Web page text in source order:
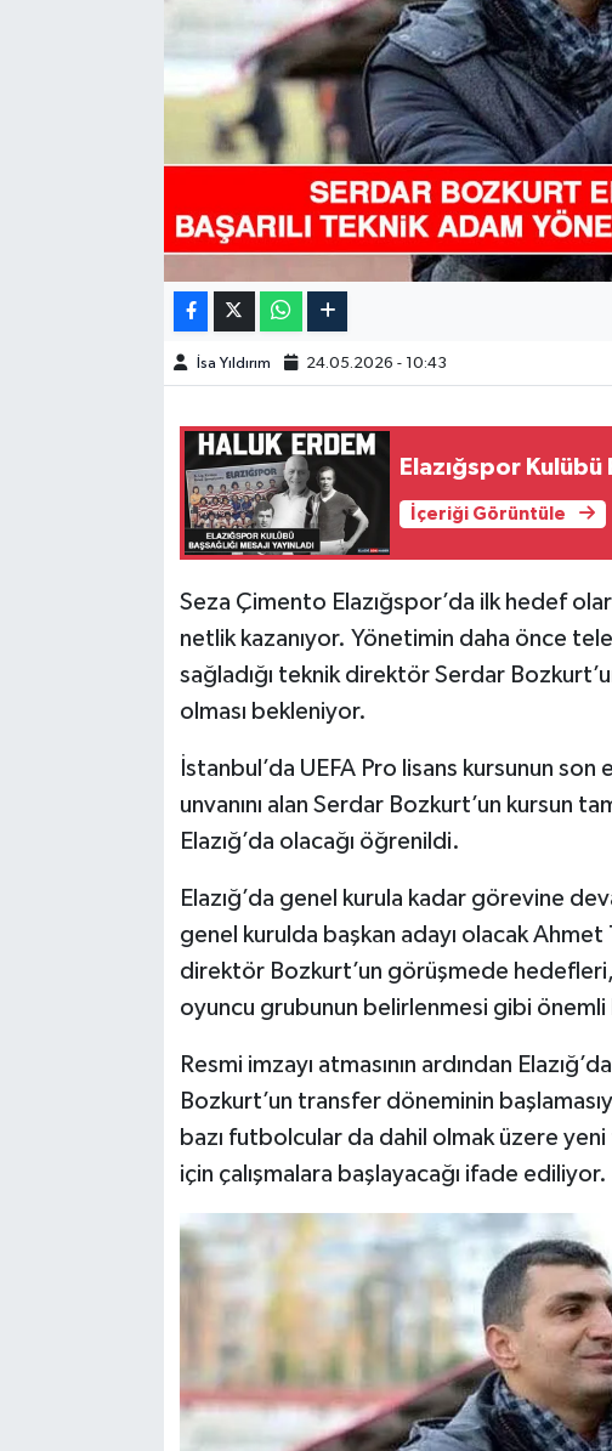
İsa Yıldırım 24.05.2026 - 10:43
Elazığspor Kulübü
İçeriği Görüntüle
Seza Çimento Elazığspor’da ilk hedef
netlik kazanıyor. Yönetimin daha önce
sağladığı teknik direktör Serdar
olması bekleniyor.
İstanbul’da UEFA Pro lisans kursunun
unvanını alan Serdar Bozkurt’un kursun
Elazığ’da olacağı öğrenildi.
Elazığ’da genel kurula kadar görevine
genel kurulda başkan adayı olacak
direktör Bozkurt’un görüşmede
oyuncu grubunun belirlenmesi gibi
Resmi imzayı atmasının ardından
Bozkurt’un transfer döneminin
bazı futbolcular da dahil olmak üzere yeni
için çalışmalara başlayacağı ifade ediliyor.
ÖZEL HABER